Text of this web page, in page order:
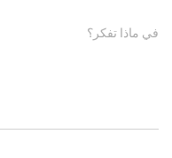
في ماذا تفكر؟